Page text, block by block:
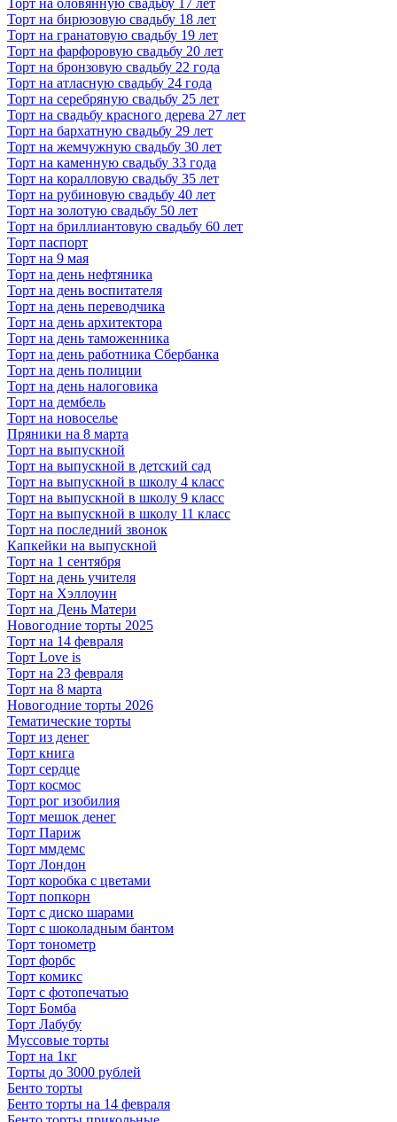
Торт на оловянную свадьбу 17 лет
Торт на бирюзовую свадьбу 18 лет
Торт на гранатовую свадьбу 19 лет
Торт на фарфоровую свадьбу 20 лет
Торт на бронзовую свадьбу 22 года
Торт на атласную свадьбу 24 года
Торт на серебряную свадьбу 25 лет
Торт на свадьбу красного дерева 27 лет
Торт на бархатную свадьбу 29 лет
Торт на жемчужную свадьбу 30 лет
Торт на каменную свадьбу 33 года
Торт на коралловую свадьбу 35 лет
Торт на рубиновую свадьбу 40 лет
Торт на золотую свадьбу 50 лет
Торт на бриллиантовую свадьбу 60 лет
Торт паспорт
Торт на 9 мая
Торт на день нефтяника
Торт на день воспитателя
Торт на день переводчика
Торт на день архитектора
Торт на день таможенника
Торт на день работника Сбербанка
Торт на день полиции
Торт на день налоговика
Торт на дембель
Торт на новоселье
Пряники на 8 марта
Торт на выпускной
Торт на выпускной в детский сад
Торт на выпускной в школу 4 класс
Торт на выпускной в школу 9 класс
Торт на выпускной в школу 11 класс
Торт на последний звонок
Капкейки на выпускной
Торт на 1 сентября
Торт на день учителя
Торт на Хэллоуин
Торт на День Матери
Новогодние торты 2025
Торт на 14 февраля
Торт Love is
Торт на 23 февраля
Торт на 8 марта
Новогодние торты 2026
Тематические торты
Торт из денег
Торт книга
Торт сердце
Торт космос
Торт рог изобилия
Торт мешок денег
Торт Париж
Торт ммдемс
Торт Лондон
Торт коробка с цветами
Торт попкорн
Торт с диско шарами
Торт с шоколадным бантом
Торт тонометр
Торт форбс
Торт комикс
Торт с фотопечатью
Торт Бомба
Торт Лабубу
Муссовые торты
Торт на 1кг
Торты до 3000 рублей
Бенто торты
Бенто торты на 14 февраля